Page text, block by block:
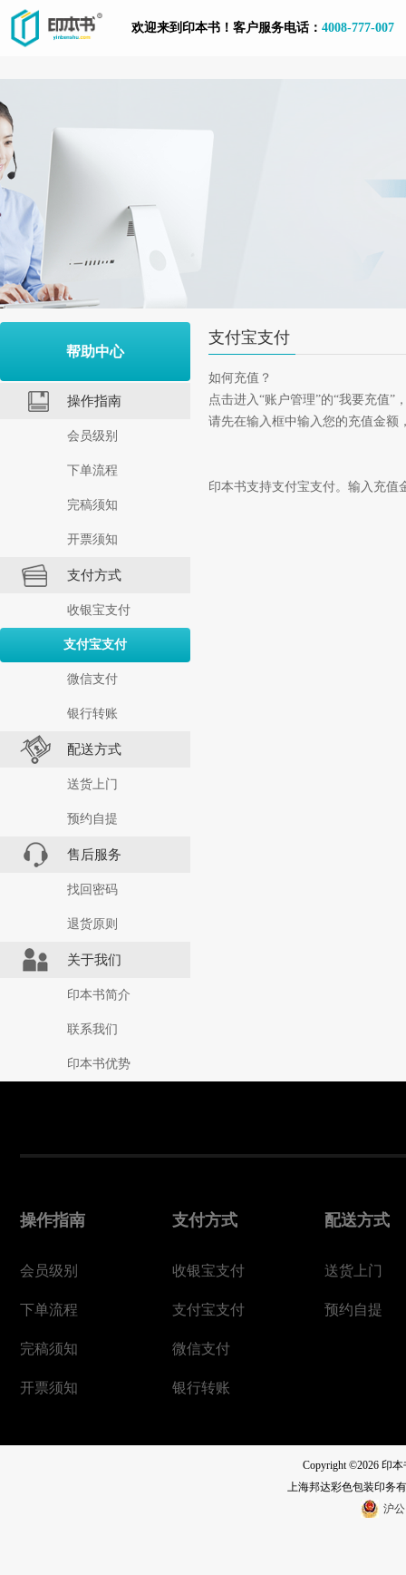
欢迎来到印本书！客户服务电话：4008-777-007
帮助中心
操作指南
会员级别
下单流程
完稿须知
开票须知
支付方式
收银宝支付
支付宝支付
微信支付
银行转账
配送方式
送货上门
预约自提
售后服务
找回密码
退货原则
关于我们
印本书简介
联系我们
印本书优势
支付宝支付
如何充值？
点击进入“账户管理”的“我要充值”
请先在输入框中输入您的充值金额
印本书支持支付宝支付。输入充值
操作指南
会员级别
下单流程
完稿须知
开票须知
支付方式
收银宝支付
支付宝支付
微信支付
银行转账
配送方式
送货上门
预约自提
Copyright ©2026 印
上海邦达彩色包装印务
沪公